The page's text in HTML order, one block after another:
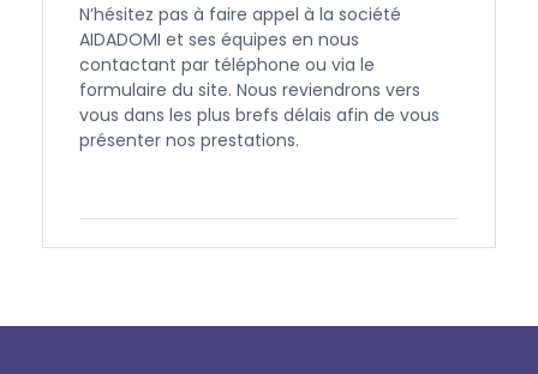
N’hésitez pas à faire appel à la société
AIDADOMI et ses équipes en nous
contactant par téléphone ou via le
formulaire du site. Nous reviendrons vers
vous dans les plus brefs délais afin de vous
présenter nos prestations.